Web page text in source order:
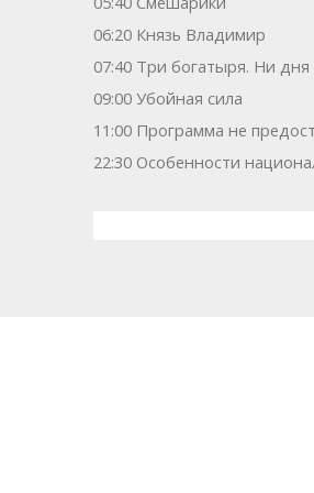
06:20 Князь Владимир
07:40 Три богатыря. Ни дня
09:00 Убойная сила
11:00 Программа не
22:30 Особенности